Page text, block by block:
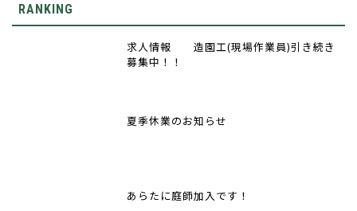
RANKING
求人情報 造園工(現場作業員)引き続き
募集中！！
夏季休業のお知らせ
あらたに庭師加入です！